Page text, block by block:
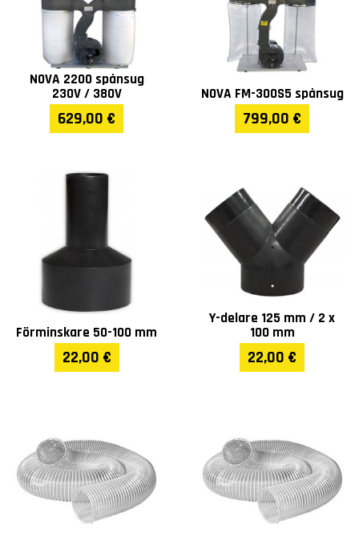
NOVA 2200 spånsug
230V / 380V
629,00 €
NOVA FM-300S5 spånsug
799,00 €
Förminskare 50-100 mm
22,00 €
Y-delare 125 mm / 2 x
100 mm
22,00 €